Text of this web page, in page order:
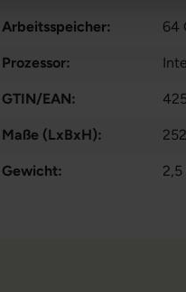
Arbeitsspeicher: 64
Prozessor:
GTIN/EAN:
Maße (LxBxH):
Gewicht: 2,5